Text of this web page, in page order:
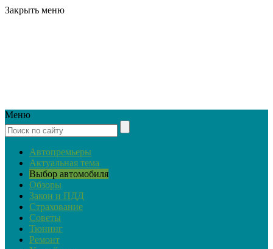
Закрыть меню
Меню
Автопремьеры
Актуальная тема
Выбор автомобиля
Обзоры
Закон и ПДД
Страхование
Советы
Тюнинг
Ремонт